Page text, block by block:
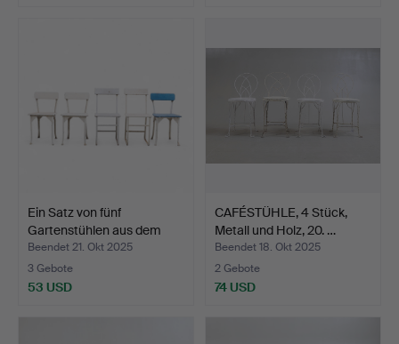
Ein Satz von fünf
Gartenstühlen aus dem
20…
Beendet 21. Okt 2025
3 Gebote
53 USD
CAFÉSTÜHLE, 4 Stück,
Metall und Holz, 20. …
Beendet 18. Okt 2025
2 Gebote
74 USD